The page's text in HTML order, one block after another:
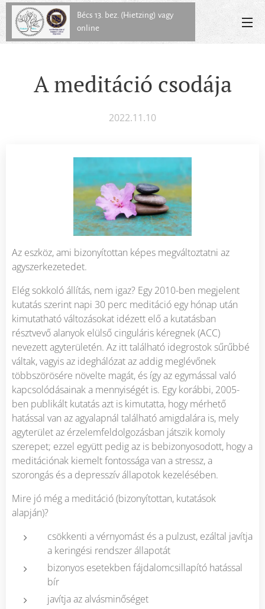
Bécs 13. bez. (Hietzing) vagy
online
A meditáció csodája
2022.11.10
Az eszköz, ami bizonyítottan képes megváltoztatni az
agyszerkezetedet.
Elég sokkoló állítás, nem igaz? Egy 2010-ben megjelent
kutatás szerint napi 30 perc meditáció egy hónap után
kimutatható változásokat idézett elő a kutatásban
résztvevő alanyok elülső cinguláris kéregnek (ACC)
nevezett agyterületén. Az itt található idegrostok sűrűbbé
váltak, vagyis az ideghálózat az addig meglévőnek
többszörösére növelte magát, és így az egymással való
kapcsolódásainak a mennyiségét is. Egy korábbi, 2005-
ben publikált kutatás azt is kimutatta, hogy mérhető
hatással van az agyalapnál található amigdalára is, mely
agyterület az érzelemfeldolgozásban játszik komoly
szerepet; ezzel együtt pedig az is bebizonyosodott, hogy a
meditációnak kiemelt fontossága van a stressz, a
szorongás és a depresszív állapotok kezelésében.
Mire jó még a meditáció (bizonyítottan, kutatások
alapján)?
csökkenti a vérnyomást és a pulzust, ezáltal javítja
a keringési rendszer állapotát
bizonyos esetekben fájdalomcsillapító hatással
bír
javítja az alvásminőséget